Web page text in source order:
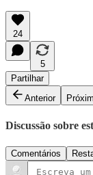
24
5
Partilhar
Anterior
Discussão sobre
Comentários